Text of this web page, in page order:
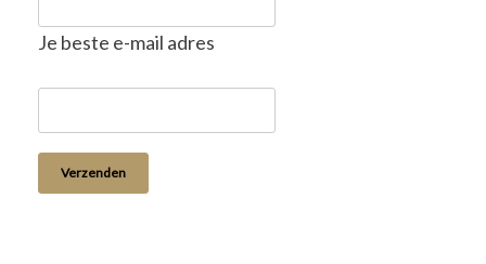
Je beste e-mail adres